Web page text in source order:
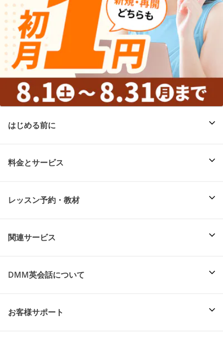
はじめる前に
料金とサービス
レッスン予約・教材
関連サービス
DMM英会話について
お客様サポート